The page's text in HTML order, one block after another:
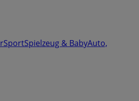
SportSpielzeug & BabyAuto,